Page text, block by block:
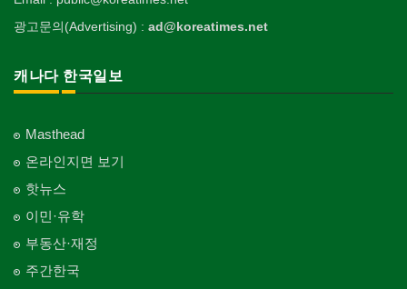
광고문의(Advertising) : ad@koreatimes.net
캐나다 한국일보
Masthead
온라인지면 보기
핫뉴스
이민·유학
부동산·재정
주간한국